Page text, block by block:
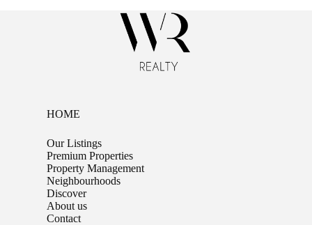
HOME
Our Listings
Premium Properties
Property Management
Neighbourhoods
Discover
About us
Contact